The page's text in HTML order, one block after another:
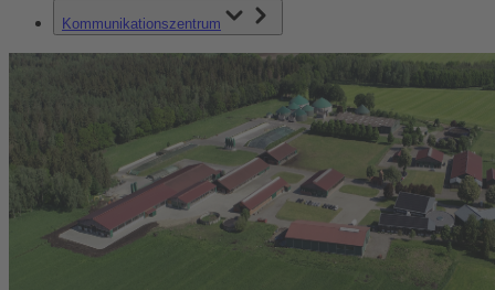
Kommunikationszentrum